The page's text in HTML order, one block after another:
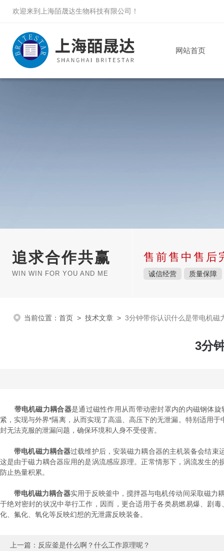
欢迎来到 上海皕晟达生物科技有限公司 ！
网站首页
追求合作共赢
WIN WIN FOR YOU AND ME
售前售中售后
诚信经营 质量保障
当前位置： 首页 > 技术文章 > 3分钟带你认识什么是带电机磁
3分
带电机磁力耦合器是通过磁性作用从而带动密封罩内的内磁钢体
紧，实现与外界*隔离，从而实现了高温、高压下的无泄漏。特别适用
封无法克服的泄漏问题，确保环境和人身不受侵害。
带电机磁力耦合器过载维护后，安装磁力耦合器的主机装备会结束
这是由于磁力耦合器应用的是涡流感应原理。正常情形下，涡流发生
防止热量积累。
带电机磁力耦合器实用于反映釜中，搅拌器与电机传动间采取磁力
于绝对密封的状况中举行工作，因而，更合适用于各类易燃易爆、剧
化、氟化、氧化等反映幻想的无泄露反映装备。
上一篇： 反应釜是什么啊？什么工作原理呢？